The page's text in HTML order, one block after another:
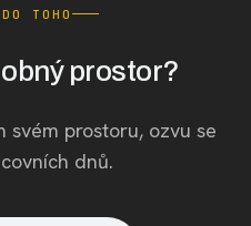
TOHO
prostor?
svém prostoru, ozvu se
dnů.